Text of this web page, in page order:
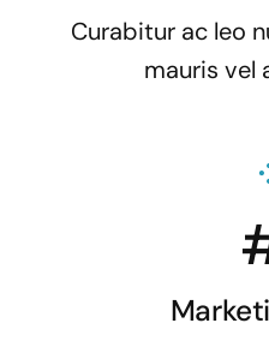
Curabitur ac leo
mauris vel